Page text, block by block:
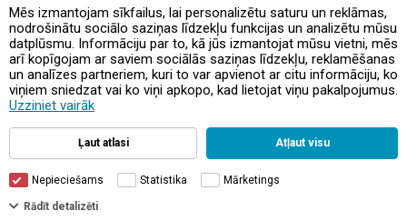
Mēs izmantojam sīkfailus, lai personalizētu saturu un reklāmas,
nodrošinātu sociālo saziņas līdzekļu funkcijas un analizētu mūsu
datplūsmu. Informāciju par to, kā jūs izmantojat mūsu vietni, mēs
arī kopīgojam ar saviem sociālās saziņas līdzekļu, reklamēšanas
un analīzes partneriem, kuri to var apvienot ar citu informāciju, ko
viņiem sniedzat vai ko viņi apkopo, kad lietojat viņu pakalpojumus.
Uzziniet vairāk
Ļaut atlasi Atļaut visu
Nepieciešams Statistika Mārketings
Rādīt detalizēti
Предложения и акции
Контакты